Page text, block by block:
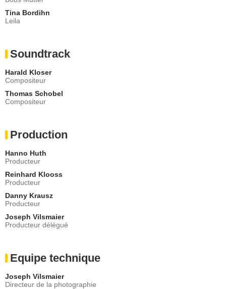
Tina Bordihn
Leila
Soundtrack
Harald Kloser
Compositeur
Thomas Schobel
Compositeur
Production
Hanno Huth
Producteur
Reinhard Klooss
Producteur
Danny Krausz
Producteur
Joseph Vilsmaier
Producteur délégué
Equipe technique
Joseph Vilsmaier
Directeur de la photographie